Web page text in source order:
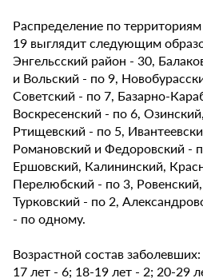
Распределение по
19 выглядит следующим
Энгельсский район - 30,
и Вольский - по 9,
Советский - по 7, Базарно-
Воскресенский - по 6,
Ртищевский - по 5,
Романовский и Федоровский -
Ершовский, Калининский,
Перелюбский - по 3,
Турковский - по 2,
- по одному.
Возрастной состав
17 лет - 6; 18-19 лет - 2; 20-29